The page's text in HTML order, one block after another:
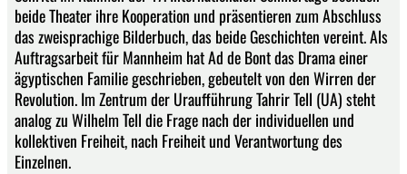
beide Theater ihre Kooperation und präsentieren zum Abschluss
das zweisprachige Bilderbuch, das beide Geschichten vereint. Als
Auftragsarbeit für Mannheim hat Ad de Bont das Drama einer
ägyptischen Familie geschrieben, gebeutelt von den Wirren der
Revolution. Im Zentrum der Uraufführung Tahrir Tell (UA) steht
analog zu Wilhelm Tell die Frage nach der individuellen und
kollektiven Freiheit, nach Freiheit und Verantwortung des
Einzelnen.